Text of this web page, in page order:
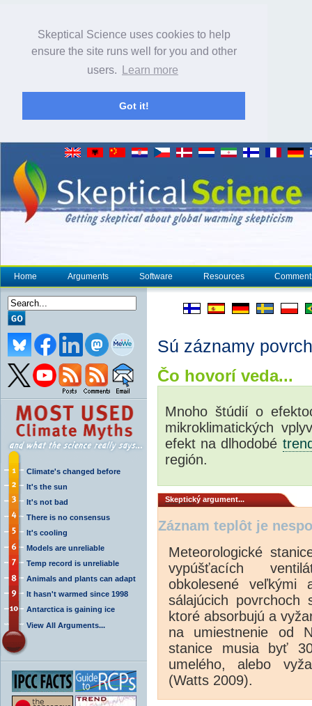
Skeptical Science uses cookies to help
ensure the site runs well for you and other
users.
Learn more
Got it!
Home Arguments Software Resources
Climate's changed before
It's the sun
It's not bad
There is no consensus
It's cooling
Models are unreliable
Temp record is unreliable
Animals and plants can adapt
It hasn't warmed since 1998
Antarctica is gaining ice
View All Arguments...
Sú záznamy
Čo hovorí veda...
Mnoho štúdií o
mikroklimatických
efekt na dlhodobé
región.
Skeptický argument...
Záznam teplôt je
Meteorologické
vypúšťacích
obkolesené veľkými
sálajúcich
ktoré absorbujú a
na umiestnenie od
stanice musia byť
umelého, alebo
(Watts 2009).